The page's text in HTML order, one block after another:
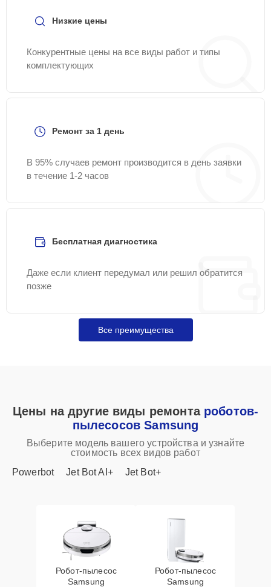
Низкие цены
Конкурентные цены на все виды работ и типы
комплектующих
Ремонт за 1 день
В 95% случаев ремонт производится в день заявки
в течение 1-2 часов
Бесплатная диагностика
Даже если клиент передумал или решил обратится
позже
Все преимущества
Цены на другие виды ремонта роботов-
пылесосов Samsung
Выберите модель вашего устройства и узнайте
стоимость всех видов работ
Powerbot
Jet Bot AI+ Jet Bot+
Робот-пылесос
Samsung
Робот-пылесос
Samsung